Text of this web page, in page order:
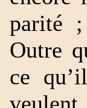
parité
Outre
ce